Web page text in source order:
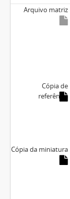
Arquivo matriz
Cópia de
referência
Cópia da miniatura